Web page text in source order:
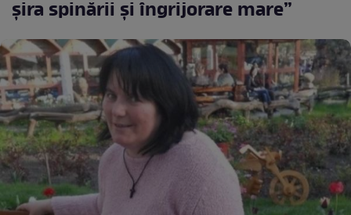
șira spinării și îngrijorare mare”